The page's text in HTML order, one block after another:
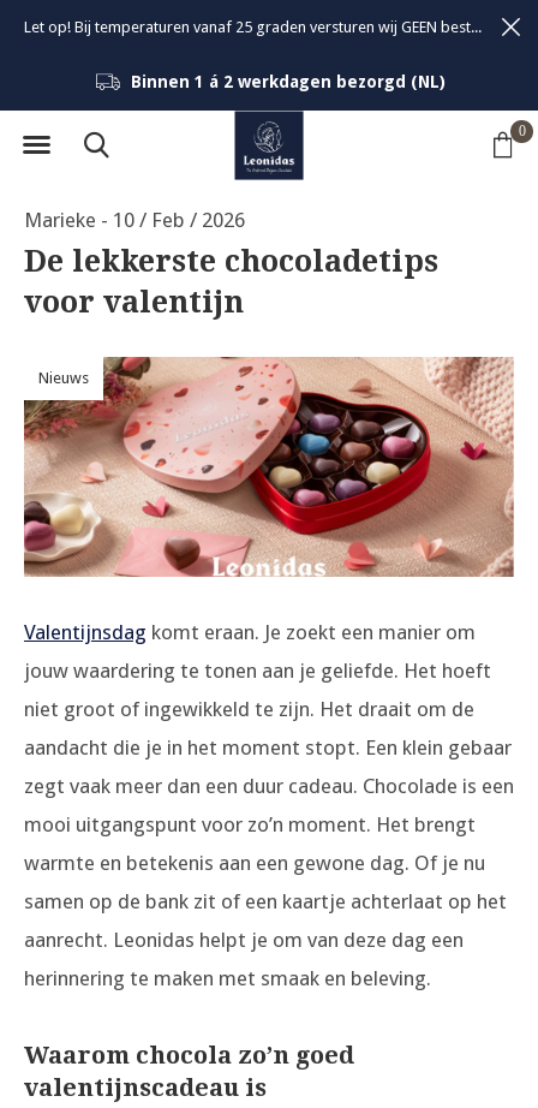
0
Binnen 1 á 2 werkdagen bezorgd (NL)
Let op! Bij temperaturen vanaf 25 graden versturen wij GEEN bestellingen om de kwaliteit van de bonbons te garanderen.
Marieke - 10 / Feb / 2026
De lekkerste chocoladetips
voor valentijn
Nieuws
Valentijnsdag komt eraan. Je zoekt een manier om
jouw waardering te tonen aan je geliefde. Het hoeft
niet groot of ingewikkeld te zijn. Het draait om de
aandacht die je in het moment stopt. Een klein gebaar
zegt vaak meer dan een duur cadeau. Chocolade is een
mooi uitgangspunt voor zo’n moment. Het brengt
warmte en betekenis aan een gewone dag. Of je nu
samen op de bank zit of een kaartje achterlaat op het
aanrecht. Leonidas helpt je om van deze dag een
herinnering te maken met smaak en beleving.
Waarom chocola zo’n goed
valentijnscadeau is